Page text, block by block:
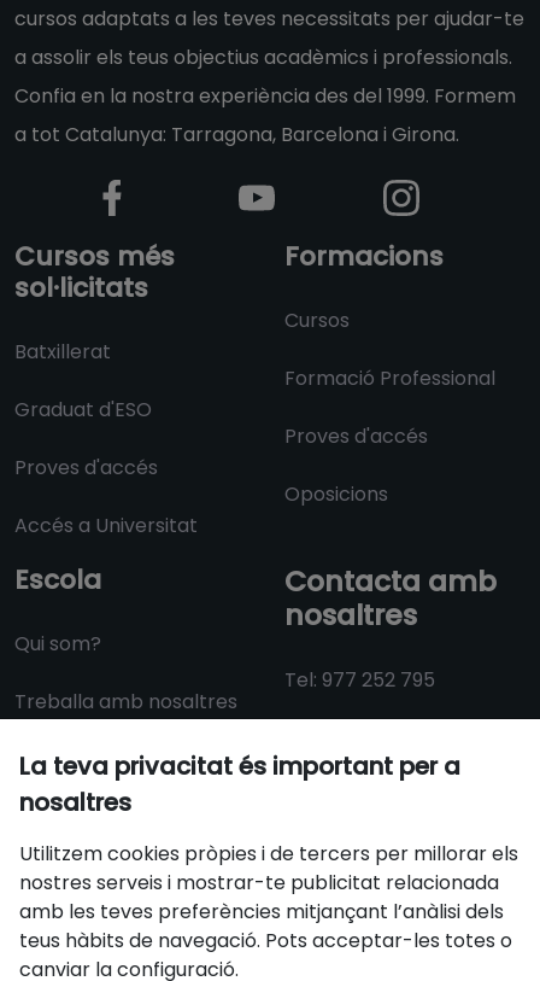
cursos adaptats a les teves necessitats per ajudar-te
a assolir els teus objectius acadèmics i professionals.
Confia en la nostra experiència des del 1999. Formem
a tot Catalunya: Tarragona, Barcelona i Girona.
Cursos més
sol·licitats
Batxillerat
Graduat d'ESO
Proves d'accés
Accés a Universitat
Formacions
Cursos
Formació Professional
Proves d'accés
Oposicions
Escola
Qui som?
Treballa amb nosaltres
Contacta amb
nosaltres
Tel: 977 252 795
15:00 a 18:30
Certificats
La teva privacitat és important per a
nosaltres
Utilitzem cookies pròpies i de tercers per millorar els
nostres serveis i mostrar-te publicitat relacionada
amb les teves preferències mitjançant l’anàlisi dels
teus hàbits de navegació. Pots acceptar-les totes o
canviar la configuració.